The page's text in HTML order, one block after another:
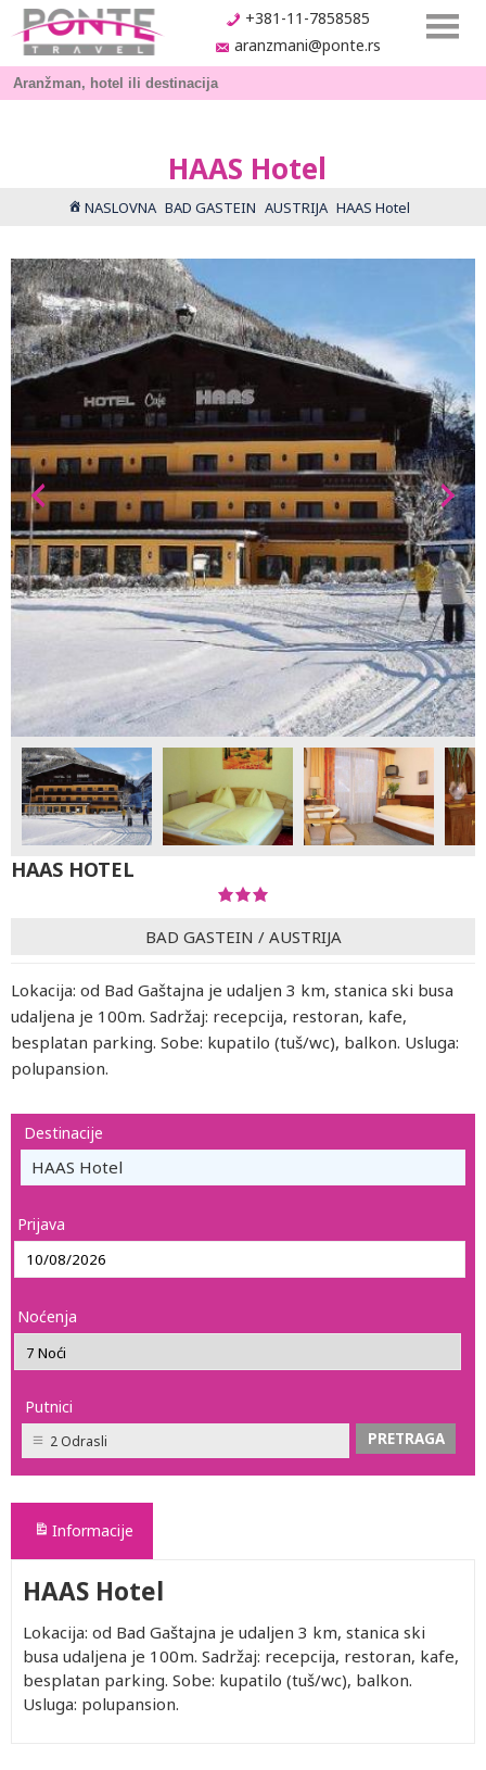
+381-11-7858585
aranzmani@ponte.rs
HAAS Hotel
NASLOVNA BAD GASTEIN AUSTRIJA HAAS Hotel
HAAS HOTEL
BAD GASTEIN / AUSTRIJA
Lokacija: od Bad Gaštajna je udaljen 3 km, stanica ski busa
udaljena je 100m. Sadržaj: recepcija, restoran, kafe,
besplatan parking. Sobe: kupatilo (tuš/wc), balkon. Usluga:
polupansion.
Destinacije
HAAS Hotel
Prijava
Noćenja
Putnici
2 Odrasli
Informacije
HAAS Hotel
Lokacija: od Bad Gaštajna je udaljen 3 km, stanica ski
busa udaljena je 100m. Sadržaj: recepcija, restoran, kafe,
besplatan parking. Sobe: kupatilo (tuš/wc), balkon.
Usluga: polupansion.